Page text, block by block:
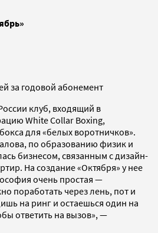
за годовой абонемент
клуб, входящий в
White Collar Boxing,
для «белых воротничков».
по образованию физик и
бизнесом, связанным с дизайн-
На создание «Октября» у нее
очень простая —
поработать через лень, пот и
на ринг и остаешься один на
ответить на вызов», —